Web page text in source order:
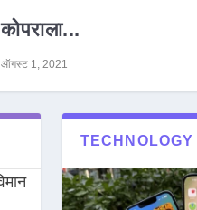
कोपराला...
ऑगस्ट 1, 2021
TECHNOLOGY